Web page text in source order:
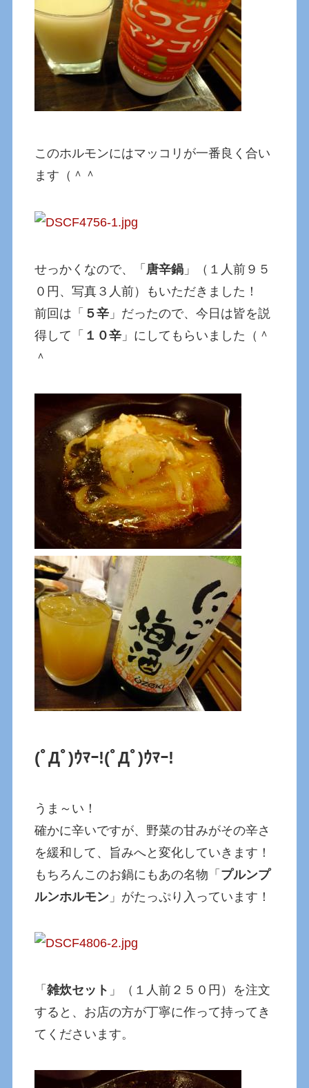
このホルモンにはマッコリが一番良く合い
ます（＾＾
せっかくなので、「 唐辛鍋 」（１人前９５
０円、写真３人前）もいただきました！
前回は「 ５辛 」だったので、今日は皆を説
得して「 １０辛 」にしてもらいました（＾
＾
(ﾟДﾟ)ｳﾏｰ!(ﾟДﾟ)ｳﾏｰ!
うま～い！
確かに辛いですが、野菜の甘みがその辛さ
を緩和して、旨みへと変化していきます！
もちろんこのお鍋にもあの名物「 プルンプ
ルンホルモン 」がたっぷり入っています！
「雑炊セット 」（１人前２５０円）を注文
すると、お店の方が丁寧に作って持ってき
てくださいます。